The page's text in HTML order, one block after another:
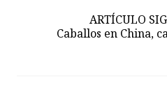
ARTÍCULO
Caballos en China,